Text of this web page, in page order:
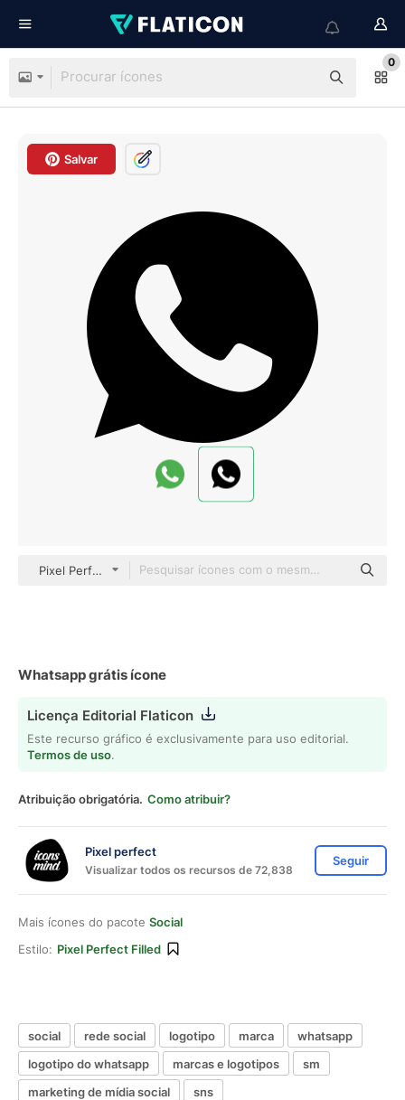
0
Salvar
Pixel Perfect Filled
Whatsapp grátis ícone
Licença Editorial Flaticon
Este recurso gráfico é exclusivamente para uso editorial.
Termos de uso.
Atribuição obrigatória. Como atribuir?
Pixel perfect
Visualizar todos os recursos de 72,838
Seguir
Mais ícones do pacote Social
Estilo: Pixel Perfect Filled
social rede social logotipo marca
whatsapp
logotipo do whatsapp
marcas e logotipos
sm
marketing de mídia social
sns